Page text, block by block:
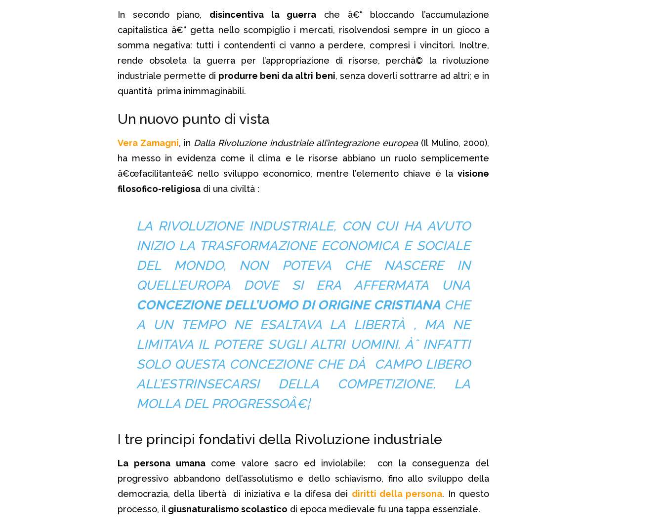
In secondo piano, disincentiva la guerra che â€“ bloccando l’accumulazione
capitalistica â€“ getta nello scompiglio i mercati, risolvendosi sempre in un gioco a
somma negativa: tutti i contendenti ci vanno a perdere, compresi i vincitori. Inoltre,
rende obsoleta la guerra per l’appropriazione di risorse, perchà© la rivoluzione
industriale permette di produrre beni da altri beni, senza doverli sottrarre ad altri; e in
quantità prima inimmaginabili.
Un nuovo punto di vista
Vera Zamagni, in Dalla Rivoluzione industriale all’integrazione europea (Il Mulino, 2000),
ha messo in evidenza come il clima e le risorse abbiano un ruolo semplicemente
â€œfacilitanteâ€ nello sviluppo economico, mentre l’elemento chiave è la visione
filosofico-religiosa di una civiltà :
LA RIVOLUZIONE INDUSTRIALE, CON CUI HA AVUTO
INIZIO LA TRASFORMAZIONE ECONOMICA E SOCIALE
DEL MONDO, NON POTEVA CHE NASCERE IN
QUELL’EUROPA DOVE SI ERA AFFERMATA UNA
CONCEZIONE DELL’UOMO DI ORIGINE CRISTIANACHE
A UN TEMPO NE ESALTAVA LA LIBERTÀ , MA NE
LIMITAVA IL POTERE SUGLI ALTRI UOMINI. Àˆ INFATTI
SOLO QUESTA CONCEZIONE CHE DÀ CAMPO LIBERO
ALL’ESTRINSECARSI DELLA COMPETIZIONE, LA
MOLLA DEL PROGRESSOÂ€¦
I tre principi fondativi della Rivoluzione industriale
La persona umana come valore sacro ed inviolabile: con la conseguenza del
progressivo abbandono dell’assolutismo e dello schiavismo, fino allo sviluppo della
democrazia, della libertà di iniziativa e la difesa dei diritti della persona. In questo
processo, il giusnaturalismo scolastico di epoca medievale fu una tappa essenziale.